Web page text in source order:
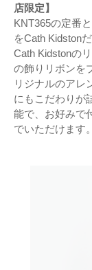
店限定】
KNT365の定番
をCath Kidston
Cath Kidstonの
の飾りリボンを
リジナルのアレ
にもこだわりが
能で、お好みで
でいただけます。